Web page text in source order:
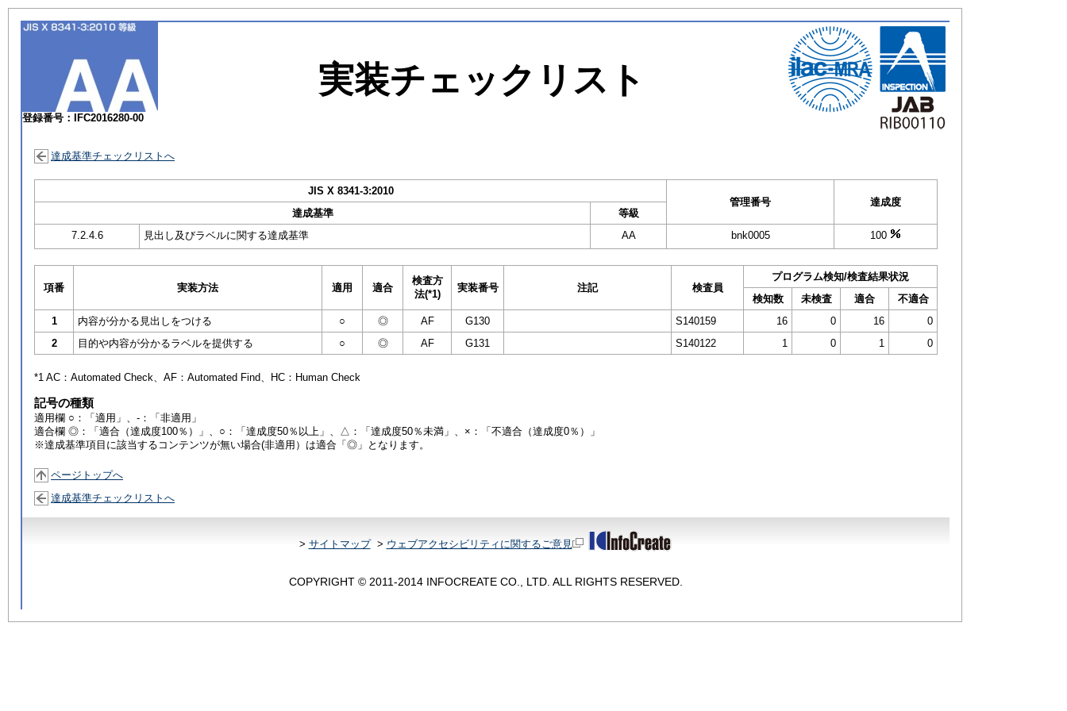
登録番号：IFC2016280-00
実装チェックリスト
達成基準チェックリストへ
JIS X 8341-3:2010
管理番号
達成度
達成基準
等級
7.2.4.6
見出し及びラベルに関する達成基準 AA bnk0005 100
項番 実装方法 適用 適合
検査方
法(*1)
実装番号 注記 検査員
プログラム検知/検査結果状況
検知数
未検査 適合
不適合
1
内容が分かる見出しをつける ○ ◎ AF G130 S140159 16 0 16
0
2
目的や内容が分かるラベルを提供する ○ ◎ AF G131 S140122 1 0 1 0
*1 AC： Automated Check、AF： Automated Find、HC： Human Check
記号の種類
適用欄 ○：「適用」、-：「非適用」
適合欄 ◎：「適合（達成度100％）」、○：「達成度50％以上」、△：「達成度50％未満」、×：「不適合（達成度0％）」
※達成基準項目に該当するコンテンツが無い場合(非適用）は適合「◎」となります。
ページトップへ
達成基準チェックリストへ
> サイトマップ> ウェブアクセシビリティに関するご意見
COPYRIGHT © 2011-2014 INFOCREATE CO., LTD. ALL RIGHTS RESERVED.